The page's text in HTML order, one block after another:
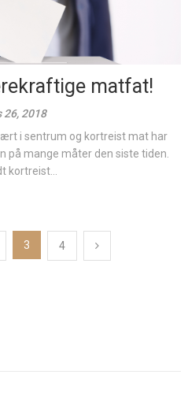
matfat!
26, 2018
i sentrum og kortreist mat har
på mange måter den siste tiden.
kortreist...
3 4